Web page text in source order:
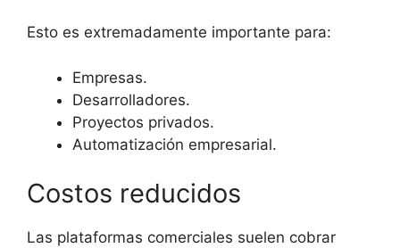
Esto es extremadamente importante para:
Empresas.
Desarrolladores.
Proyectos privados.
Automatización empresarial.
Costos reducidos
Las plataformas comerciales suelen cobrar